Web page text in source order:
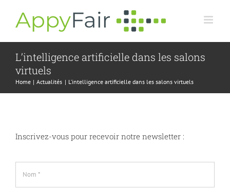
L’intelligence artificielle dans les salons
virtuels
Home Actualités L’intelligence artificielle dans les salons virtuels
Inscrivez-vous pour recevoir notre newsletter :